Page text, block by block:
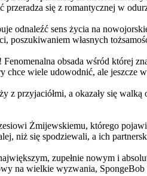
się z romantycznej w
odnaleźć sens życia na
poszukiwaniem własnych
obsada wśród
wiele udowodnić, ale jeszcze
z przyjaciółmi, a okazały się
Żmijewskiemu, którego
niż się spodziewali, a ich
zupełnie nowym i
na wielkie wyzwania, SpongeBob